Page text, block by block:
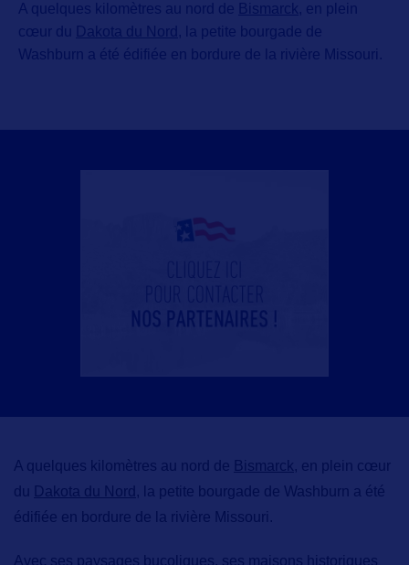
A quelques kilomètres au nord de Bismarck, en plein
cœur du
Dakota du Nord , la petite bourgade de
Washburn a été édifiée en bordure de la rivière Missouri.
A quelques kilomètres au nord de Bismarck, en plein cœur
du
Dakota du Nord , la petite bourgade de Washburn a été
édifiée en bordure de la rivière Missouri.
Avec ses paysages bucoliques, ses maisons historiques